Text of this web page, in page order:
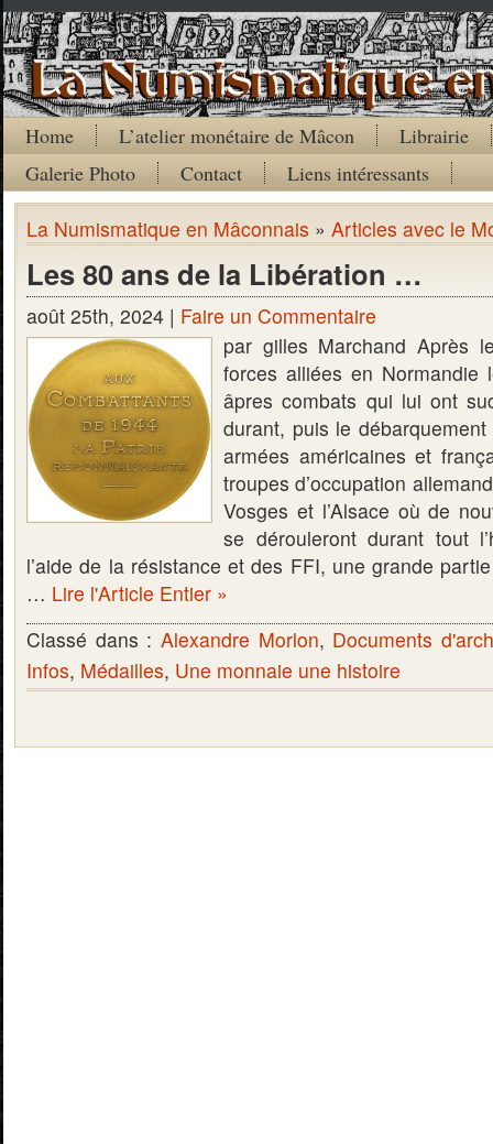
Home L’atelier monétaire de Mâcon
Librairie
Galerie Photo
Contact Liens intéressants
La Numismatique en Mâconnais » Articles avec le
Les 80 ans de la Libération …
août 25th, 2024 | Faire un Commentaire
par gilles Marchand Après
forces alliées en
âpres combats qui lui ont
durant, puis le
armées américaines et
troupes d’occupation
Vosges et l’Alsace où de
se dérouleront durant tout
l’aide de la résistance et des FFI, une grande
… Lire l'Article Entier »
Classé dans : Alexandre Morlon, Documents
Infos, Médailles, Une monnaie une histoire